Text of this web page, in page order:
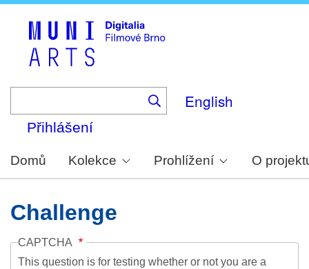
English
Přihlášení
Domů Kolekce Prohlížení O
Challenge
CAPTCHA
This question is for testing whether or not you are a